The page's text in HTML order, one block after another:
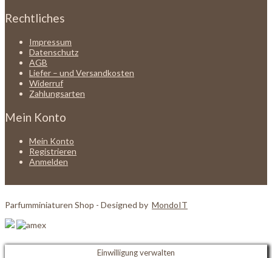
Rechtliches
Impressum
Datenschutz
AGB
Liefer – und Versandkosten
Widerruf
Zahlungsarten
Mein Konto
Mein Konto
Registrieren
Anmelden
Parfumminiaturen Shop - Designed by MondoIT
Einwilligung verwalten